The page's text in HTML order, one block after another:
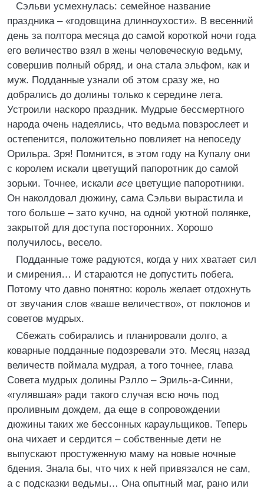
Сэльви усмехнулась: семейное название
праздника – «годовщина длинноухости». В весенний
день за полтора месяца до самой короткой ночи года
его величество взял в жены человеческую ведьму,
совершив полный обряд, и она стала эльфом, как и
муж. Подданные узнали об этом сразу же, но
добрались до долины только к середине лета.
Устроили наскоро праздник. Мудрые бессмертного
народа очень надеялись, что ведьма повзрослеет и
остепенится, положительно повлияет на непоседу
Орильра. Зря! Помнится, в этом году на Купалу они
с королем искали цветущий папоротник до самой
зорьки. Точнее, искали все цветущие папоротники.
Он наколдовал дюжину, сама Сэльви вырастила и
того больше – зато кучно, на одной уютной полянке,
закрытой для доступа посторонних. Хорошо
получилось, весело.
Подданные тоже радуются, когда у них хватает сил
и смирения… И стараются не допустить побега.
Потому что давно понятно: король желает отдохнуть
от звучания слов «ваше величество», от поклонов и
советов мудрых.
Сбежать собирались и планировали долго, а
коварные подданные подозревали это. Месяц назад
величеств поймала мудрая, а того точнее, глава
Совета мудрых долины Рэлло – Эриль-а-Синни,
«гулявшая» ради такого случая всю ночь под
проливным дождем, да еще в сопровождении
дюжины таких же бессонных караульщиков. Теперь
она чихает и сердится – собственные дети не
выпускают простуженную маму на новые ночные
бдения. Знала бы, что чих к ней привязался не сам,
а с подсказки ведьмы… Она опытный маг, рано или